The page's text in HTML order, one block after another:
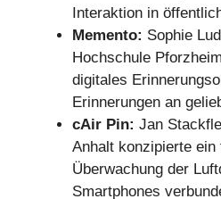
Interaktion in
Memento: Sophie
Hochschule
digitales
Erinnerungen an
cAir Pin: Jan
Anhalt konzipierte
Überwachung der
Smartphones